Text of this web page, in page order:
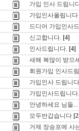
가입 인사 드립니
가입인사올립니다
드디어 가입인사
신고합니다. [4]
인사드립니다. [4]
새해 복많이 받으
회원가입 인사드
가입인사 드립니
가입인사드립니다.
안녕하세요 님들...
모두반갑습니다
거제 장승포에 사